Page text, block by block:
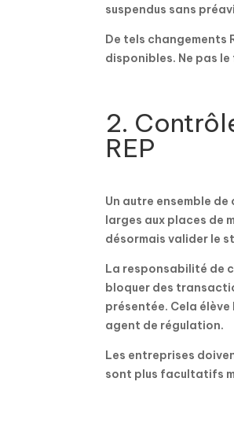
suspendus sans
De tels changements
disponibles. Ne pas
2.
REP
Un autre ensemble
larges aux places de
désormais valider le
La responsabilité de
bloquer des
présentée. Cela élève
agent de régulation.
Les entreprises
sont plus facultatifs